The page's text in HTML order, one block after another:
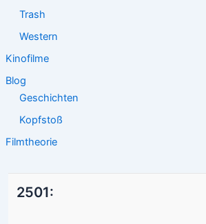
Trash
Western
Kinofilme
Blog
Geschichten
Kopfstoß
Filmtheorie
2501: